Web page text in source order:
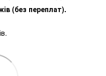
(без переплат).